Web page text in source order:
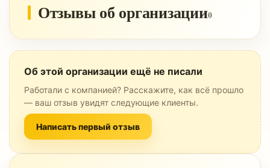
Отзывы об организации0
Об этой организации ещё не писали
Работали с компанией? Расскажите, как всё прошло
— ваш отзыв увидят следующие клиенты.
Написать первый отзыв